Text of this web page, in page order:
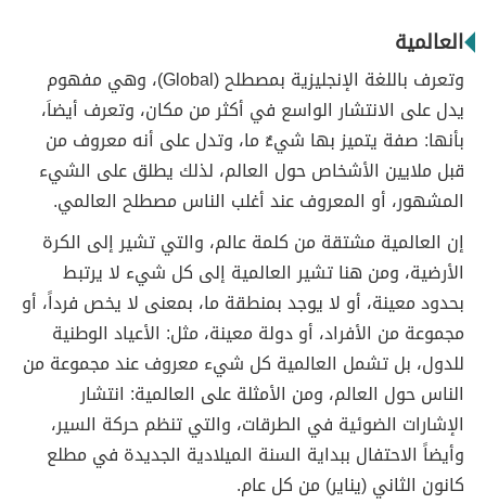
العالمية
وتعرف باللغة الإنجليزية بمصطلح (Global)، وهي مفهوم
يدل على الانتشار الواسع في أكثر من مكان، وتعرف أيضاَ،
بأنها: صفة يتميز بها شيءٌ ما، وتدل على أنه معروف من
قبل ملايين الأشخاص حول العالم، لذلك يطلق على الشيء
المشهور، أو المعروف عند أغلب الناس مصطلح العالمي.
إن العالمية مشتقة من كلمة عالم، والتي تشير إلى الكرة
الأرضية، ومن هنا تشير العالمية إلى كل شيء لا يرتبط
بحدود معينة، أو لا يوجد بمنطقة ما، بمعنى لا يخص فرداً، أو
مجموعة من الأفراد، أو دولة معينة، مثل: الأعياد الوطنية
للدول، بل تشمل العالمية كل شيء معروف عند مجموعة من
الناس حول العالم، ومن الأمثلة على العالمية: انتشار
الإشارات الضوئية في الطرقات، والتي تنظم حركة السير،
وأيضاً الاحتفال ببداية السنة الميلادية الجديدة في مطلع
كانون الثاني (يناير) من كل عام.